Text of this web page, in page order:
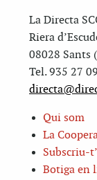
La Directa
Riera
08028 Sants
Tel. 935 27
Qui som
La
Subscriu-
Botiga en